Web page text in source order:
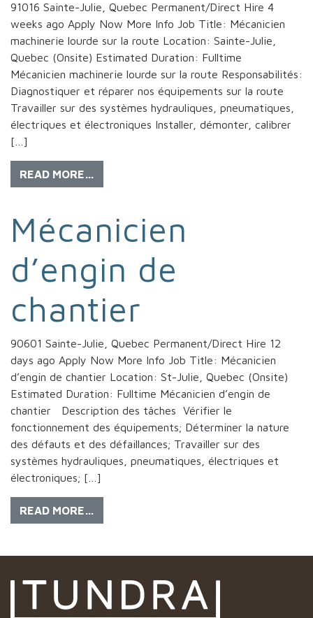
91016 Sainte-Julie, Quebec Permanent/Direct Hire 4
weeks ago Apply Now More Info Job Title: Mécanicien
machinerie lourde sur la route Location: Sainte-Julie,
Quebec (Onsite) Estimated Duration: Fulltime
Mécanicien machinerie lourde sur la route Responsabilités:
Diagnostiquer et réparer nos équipements sur la route
Travailler sur des systèmes hydrauliques, pneumatiques,
électriques et électroniques Installer, démonter, calibrer
[…]
READ MORE…
Mécanicien
d’engin de
chantier
90601 Sainte-Julie, Quebec Permanent/Direct Hire 12
days ago Apply Now More Info Job Title: Mécanicien
d’engin de chantier Location: St-Julie, Quebec (Onsite)
Estimated Duration: Fulltime Mécanicien d’engin de
chantier Description des tâches Vérifier le
fonctionnement des équipements; Déterminer la nature
des défauts et des défaillances; Travailler sur des
systèmes hydrauliques, pneumatiques, électriques et
électroniques; […]
READ MORE…